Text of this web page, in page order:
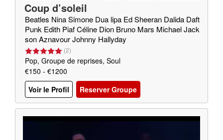
Coup d’soleil
Beatles Nina Simone Dua lipa Ed Sheeran Dalida Daft
Punk Edith Piaf Céline Dion Bruno Mars Michael Jack
son Aznavour Johnny Hallyday
(2)
Pop, Groupe de reprises, Soul
€150 - €1200
Voir le Profil
Reserver Groupe